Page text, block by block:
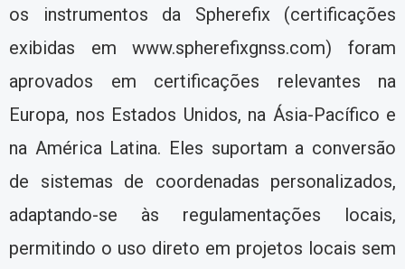
os instrumentos da Spherefix (certificações
exibidas em www.spherefixgnss.com) foram
aprovados em certificações relevantes na
Europa, nos Estados Unidos, na Ásia-Pacífico e
na América Latina. Eles suportam a conversão
de sistemas de coordenadas personalizados,
adaptando-se às regulamentações locais,
permitindo o uso direto em projetos locais sem